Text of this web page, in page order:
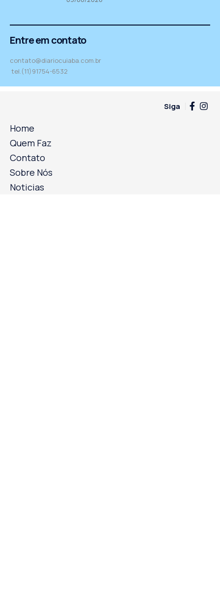
Entre em contato
contato@diariocuiaba.com.br
tel.(11)91754-6532
Siga
Home
Quem Faz
Contato
Sobre Nós
Noticias